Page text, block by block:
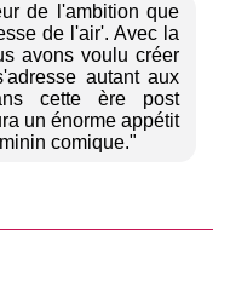
de l'ambition que
de l'air'. Avec la
avons voulu créer
autant aux
cette ère post
un énorme appétit
comique."